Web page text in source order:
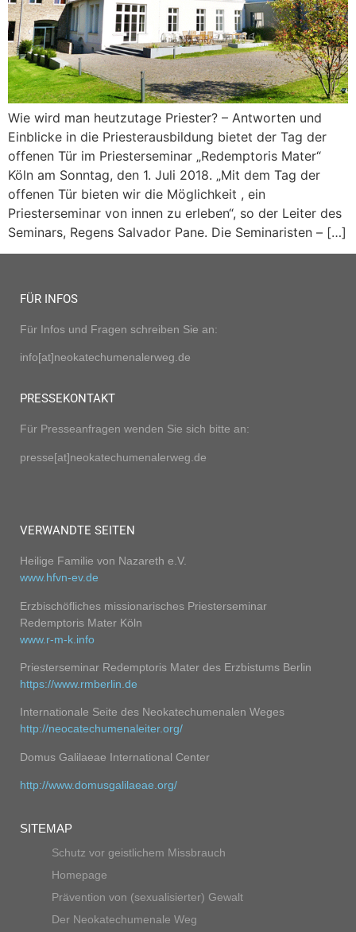
Wie wird man heutzutage Priester? – Antworten und
Einblicke in die Priesterausbildung bietet der Tag der
offenen Tür im Priesterseminar „Redemptoris Mater“
Köln am Sonntag, den 1. Juli 2018. „Mit dem Tag der
offenen Tür bieten wir die Möglichkeit , ein
Priesterseminar von innen zu erleben“, so der Leiter des
Seminars, Regens Salvador Pane. Die Seminaristen – […]
FÜR INFOS
Für Infos und Fragen schreiben Sie an:
info[at]neokatechumenalerweg.de
PRESSEKONTAKT
Für Presseanfragen wenden Sie sich bitte an:
presse[at]neokatechumenalerweg.de
VERWANDTE SEITEN
Heilige Familie von Nazareth e.V.
www.hfvn-ev.de
Erzbischöfliches missionarisches Priesterseminar
Redemptoris Mater Köln
www.r-m-k.info
Priesterseminar Redemptoris Mater des Erzbistums Berlin
https://www.rmberlin.de
Internationale Seite des Neokatechumenalen Weges
http://neocatechumenaleiter.org/
Domus Galilaeae International Center
http://www.domusgalilaeae.org/
SITEMAP
Schutz vor geistlichem Missbrauch
Homepage
Prävention von (sexualisierter) Gewalt
Der Neokatechumenale Weg